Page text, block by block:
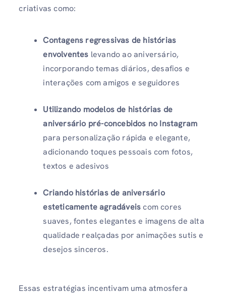
criativas como:
Contagens regressivas de histórias
envolventes levando ao aniversário,
incorporando temas diários, desafios e
interações com amigos e seguidores
Utilizando modelos de histórias de
aniversário pré-concebidos no Instagram
para personalização rápida e elegante,
adicionando toques pessoais com fotos,
textos e adesivos
Criando histórias de aniversário
esteticamente agradáveiscom cores
suaves, fontes elegantes e imagens de alta
qualidade realçadas por animações sutis e
desejos sinceros.
Essas estratégias incentivam uma atmosfera